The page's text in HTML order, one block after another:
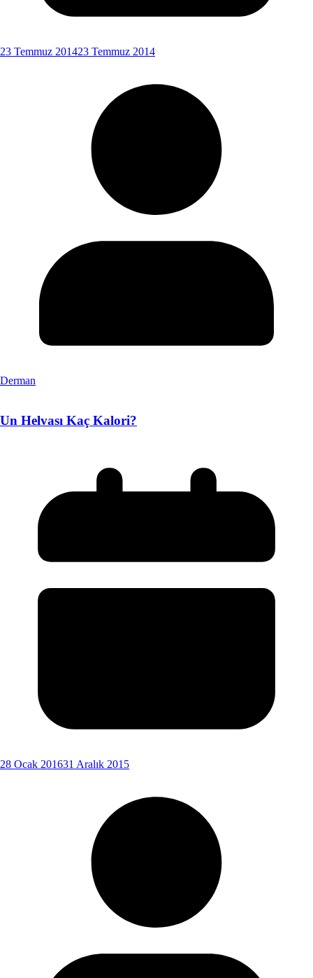
23 Temmuz 201423 Temmuz 2014
Derman
Un Helvası Kaç Kalori?
28 Ocak 201631 Aralık 2015